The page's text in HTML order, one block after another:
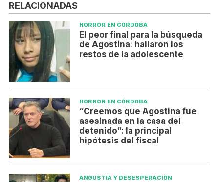
RELACIONADAS
HORROR EN CÓRDOBA
El peor final para la búsqueda
de Agostina: hallaron los
restos de la adolescente
HORROR EN CÓRDOBA
“Creemos que Agostina fue
asesinada en la casa del
detenido”: la principal
hipótesis del fiscal
ANGUSTIA Y DESESPERACIÓN